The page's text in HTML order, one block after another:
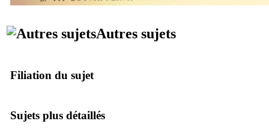
Autres sujets
Filiation du sujet
Sujets plus détaillés